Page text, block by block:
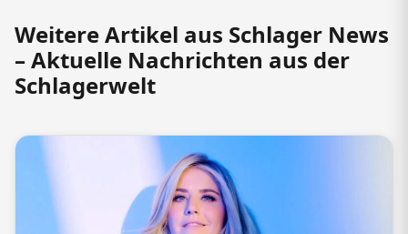
Weitere Artikel aus Schlager News
– Aktuelle Nachrichten aus der
Schlagerwelt